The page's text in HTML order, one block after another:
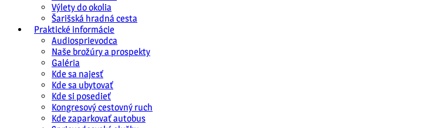
Výlety do okolia
Šarišská hradná cesta
Praktické informácie
Audiosprievodca
Naše brožúry a prospekty
Galéria
Kde sa najesť
Kde sa ubytovať
Kde si posedieť
Kongresový cestovný ruch
Kde zaparkovať autobus